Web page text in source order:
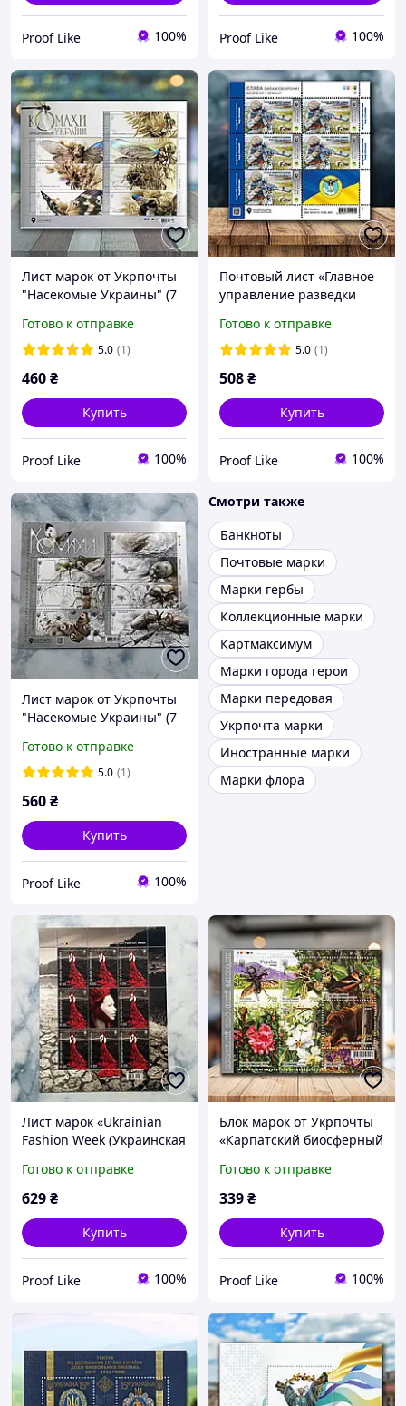
Proof Like 100% Proof Like 100%
Лист марок от Укрпочты
"Насекомые Украины" (7
Готово к отправке
5.0 (1)
460₴
Купить
Proof Like 100%
Почтовый лист «Главное
управление разведки
Украины (ГУР)», 5 марок,
номинал F, 2023
Готово к отправке
5.0 (1)
508₴
Купить
Proof Like 100%
Лист марок от Укрпочты
"Насекомые Украины" (7
Готово к отправке
5.0 (1)
560₴
Купить
Proof Like 100%
Смотри также
Банкноты
Почтовые марки
Марки гербы
Коллекционные марки
Картмаксимум
Марки города герои
Марки передовая
Укрпочта марки
Иностранные марки
Марки флора
Лист марок «Ukrainian
Fashion Week (Украинская
Готово к отправке
629₴
Купить
Proof Like 100%
Блок марок от Укрпочты
«Карпатский биосферный
2018
Готово к отправке
339₴
Купить
Proof Like 100%